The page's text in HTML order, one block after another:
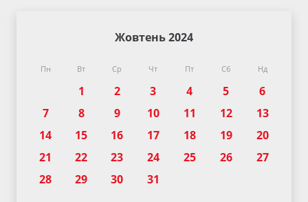
Жовтень 2024
Пн Вт Ср Чт Пт Сб Нд
1 2 3 4 5
6
7
8 9 10 11 12
13
14
15 16 17 18 19
20
21
22 23 24 25 26
27
28
29 30 31